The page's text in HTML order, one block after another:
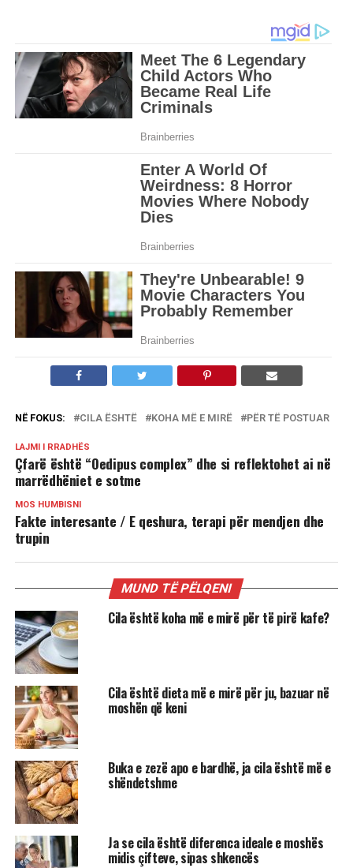
NË FOKUS: CILA ËSHTË KOHA MË E MIRË PËR TË POSTUAR
LAJMI I RRADHËS
Çfarë është “Oedipus complex” dhe si reflektohet ai në
marrëdhëniet e sotme
MOS HUMBISNI
Fakte interesante / E qeshura, terapi për mendjen dhe
trupin
MUND TË PËLQENI
Cila është koha më e mirë për të pirë kafe?
Cila është dieta më e mirë për ju, bazuar në
moshën që keni
Buka e zezë apo e bardhë, ja cila është më e
shëndetshme
Ja se cila është diferenca ideale e moshës
midis çifteve, sipas shkencës